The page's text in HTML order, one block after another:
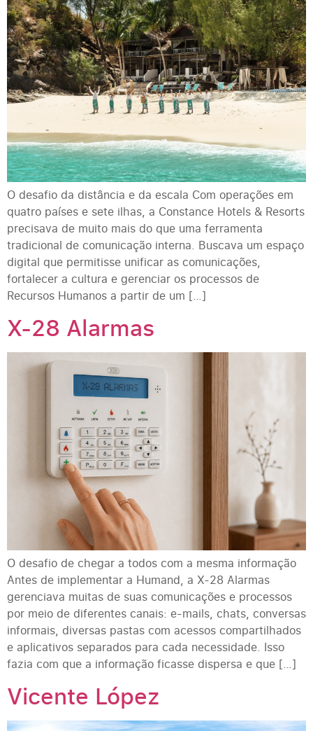
O desafio da distância e da escala Com operações em
quatro países e sete ilhas, a Constance Hotels & Resorts
precisava de muito mais do que uma ferramenta
tradicional de comunicação interna. Buscava um espaço
digital que permitisse unificar as comunicações,
fortalecer a cultura e gerenciar os processos de
Recursos Humanos a partir de um […]
X-28 Alarmas
O desafio de chegar a todos com a mesma informação
Antes de implementar a Humand, a X-28 Alarmas
gerenciava muitas de suas comunicações e processos
por meio de diferentes canais: e-mails, chats, conversas
informais, diversas pastas com acessos compartilhados
e aplicativos separados para cada necessidade. Isso
fazia com que a informação ficasse dispersa e que […]
Vicente López